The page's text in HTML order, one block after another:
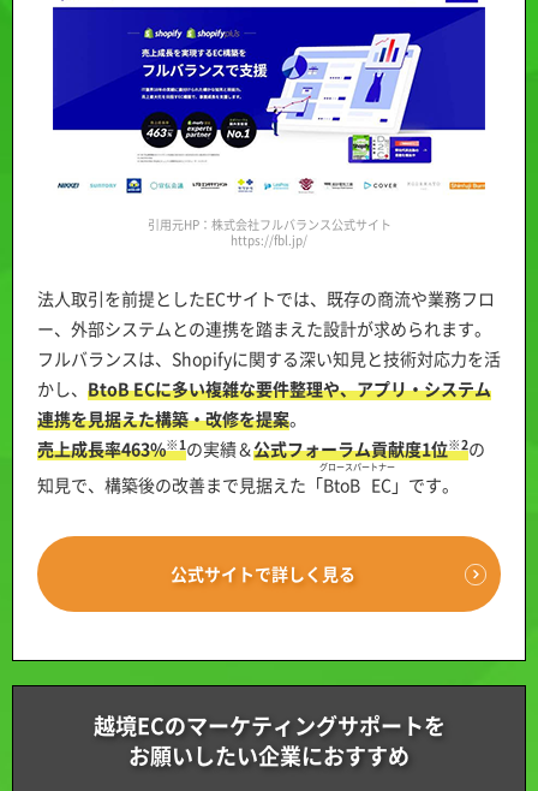
引用元HP：株式会社フルバランス公式サイト
https://fbl.jp/
法人取引を前提としたECサイトでは、既存の商流や業務フロ
ー、外部システムとの連携を踏まえた設計が求められます。
フルバランスは、Shopifyに関する深い知見と技術対応力を活
かし、 BtoB ECに多い複雑な要件整理や、アプリ・システム
連携を見据えた構築・改修を提案。
売上成長率463%※1の実績＆公式フォーラム貢献度1位※2の
知見で、構築後の改善まで見据えた「BtoB EC
グロースパートナー
」です。
公式サイトで詳しく見る
越境ECのマーケティングサポートを
お願いしたい企業におすすめ